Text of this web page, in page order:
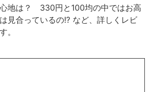
地は？ 330円と100均の中ではお高
見合っているの!? など、詳しくレビ
。